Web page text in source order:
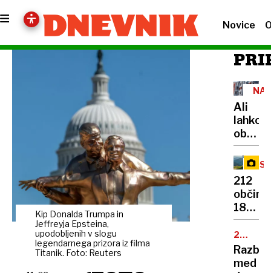
Novice
Kip Donalda Trumpa in
Jeffreyja Epsteina,
upodobljenih v slogu
legendarnega prizora iz filma
Titanik. Foto: Reuters
Ali
lahko
javno
bo
ujezil
212
občin,
180
točk:
njun
cilj
25.
med